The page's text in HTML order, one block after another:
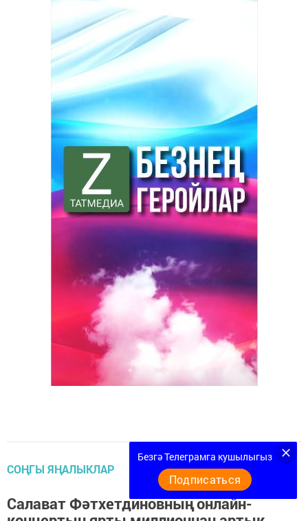
СОҢГЫ ЯҢАЛЫКЛАР
Салават Фәтхетдиновның онлайн-
Безгә Телеграмга кушылыгыз
Подписаться